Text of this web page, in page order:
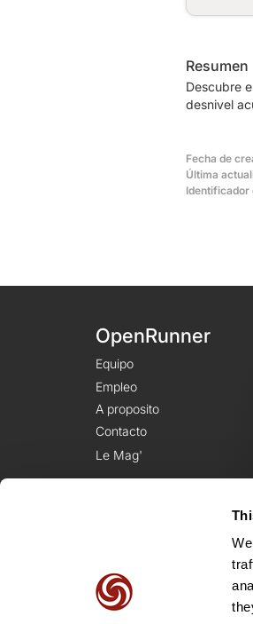
Resumen
Descubre
desnivel
Fecha de
Última
Identificador
OpenRunner
Equipo
Empleo
A proposito
Contacto
Le Mag'